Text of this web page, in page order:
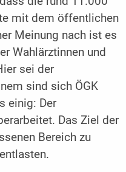
mit dem öffentlichen
Meinung nach ist es
Wahlärztinnen und
sei der
sind sich ÖGK
einig: Der
Das Ziel der
Bereich zu